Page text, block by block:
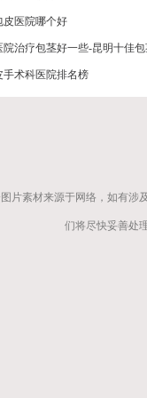
皮医院哪个好
院治疗包茎好一些-昆明十佳
手术科医院排名榜
片素材来源于网络，如有涉
们将尽快妥善处